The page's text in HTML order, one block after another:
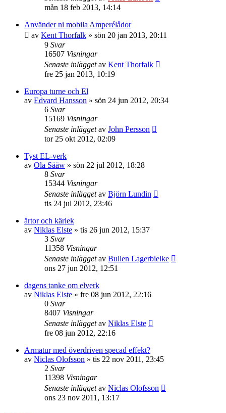
mån 18 feb 2013, 14:14
Använder ni mobila Amperélådor
av Kent Thorfalk » sön 20 jan 2013, 20:11
9 Svar
16507 Visningar
Senaste inläggetav Kent Thorfalk
fre 25 jan 2013, 10:19
Europa turne och El
av Edvard Hansson » sön 24 jun 2012, 20:34
6 Svar
15169 Visningar
Senaste inläggetav John Persson
tor 25 okt 2012, 02:09
Tyst EL-verk
av Ola Sääw » sön 22 jul 2012, 18:28
8 Svar
15344 Visningar
Senaste inläggetav Björn Lundin
tis 24 jul 2012, 23:46
ärtor och kärlek
av Niklas Elste » tis 26 jun 2012, 15:37
3 Svar
11358 Visningar
Senaste inläggetav Bullen Lagerbielke
ons 27 jun 2012, 12:51
dagens tanke om elverk
av Niklas Elste » fre 08 jun 2012, 22:16
0 Svar
8407 Visningar
Senaste inläggetav Niklas Elste
fre 08 jun 2012, 22:16
Armatur med överdriven specad effekt?
av Niclas Olofsson » tis 22 nov 2011, 23:45
2 Svar
11398 Visningar
Senaste inläggetav Niclas Olofsson
ons 23 nov 2011, 13:17